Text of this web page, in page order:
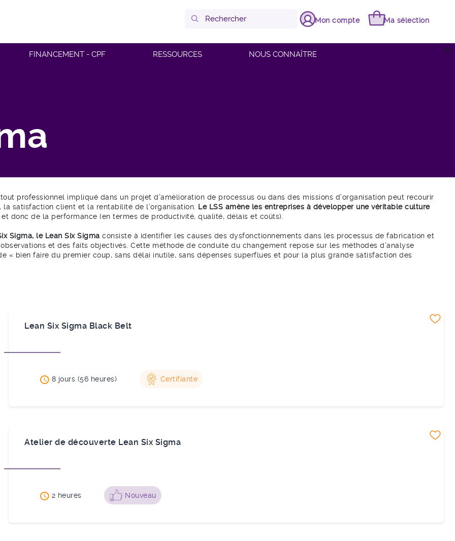
Mon compte Ma sélection
close
FINANCEMENT - CPF RESSOURCES NOUS CONNAÎTRE
tout professionnel impliqué dans un projet d’amélioration de processus ou dans des missions d’organisation peut recourir
satisfaction client et la rentabilité de l’organisation. Le LSS amène les entreprises à développer une véritable culture
et donc de la performance (en termes de productivité, qualité, délais et coûts).
Sigma, le Lean Six Sigma consiste à identifier les causes des dysfonctionnements dans les processus de fabrication et
et des faits objectivés. Cette méthode de conduite du changement repose sur les méthodes d’analyse
« bien faire du premier coup, sans délai inutile, sans dépenses superflues et pour la plus grande satisfaction des
Lean Six Sigma Black Belt
8 jours (56 heures) Certifiante
Atelier de découverte Lean Six Sigma
2 heures Nouveau